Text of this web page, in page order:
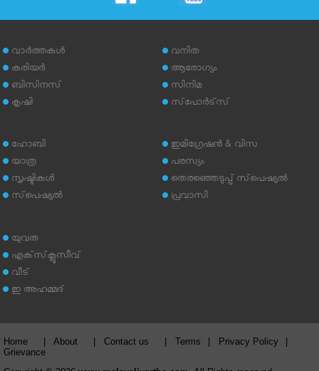
വാര്‍ത്തകള്‍
കരിയര്‍
ബിസിനസ്
കൃഷി
വനിത
ആരോഗ്യം
സിനിമ
സ്‌പോര്‍ട്‌സ്
ഹോബി
യാത്ര
സൃഷ്ടികള്‍
സ്‌പെഷ്യല്‍
ഇമിഗ്രേഷന്‍ & വിസ
പരസ്യം
തെരഞ്ഞെടുപ്പ് സ്‌പെഷ്യല്‍
പ്രവാസി
യുവത
എക്‌സ്‌ക്ലൂസീവ്
വീട്
ഇ അഹമ്മദ്‌
Home About Contact us Terms Privacy Policy
Grievance